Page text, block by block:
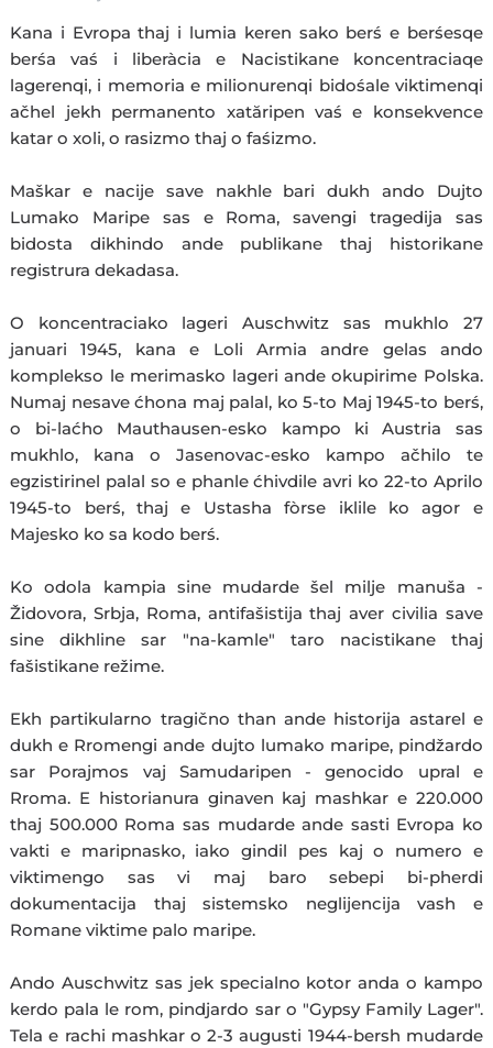
Kana i Evropa thaj i lumia keren sako berś e berśesqe
berśa vaś i liberàcia e Nacistikane koncentraciaqe
lagerenqi, i memoria e milionurenqi bidośale viktimenqi
ačhel jekh permanento xatăripen vaś e konsekvence
katar o xoli, o rasizmo thaj o faśizmo.
Maškar e nacije save nakhle bari dukh ando Dujto
Lumako Maripe sas e Roma, savengi tragedija sas
bidosta dikhindo ande publikane thaj historikane
registrura dekadasa.
O koncentraciako lageri Auschwitz sas mukhlo 27
januari 1945, kana e Loli Armia andre gelas ando
komplekso le merimasko lageri ande okupirime Polska.
Numaj nesave ćhona maj palal, ko 5-to Maj 1945-to berś,
o bi-laćho Mauthausen-esko kampo ki Austria sas
mukhlo, kana o Jasenovac-esko kampo ačhilo te
egzistirinel palal so e phanle ćhivdile avri ko 22-to Aprilo
1945-to berś, thaj e Ustasha fòrse iklile ko agor e
Majesko ko sa kodo berś.
Ko odola kampia sine mudarde šel milje manuša -
Židovora, Srbja, Roma, antifašistija thaj aver civilia save
sine dikhline sar "na-kamle" taro nacistikane thaj
fašistikane režime.
Ekh partikularno tragično than ande historija astarel e
dukh e Rromengi ande dujto lumako maripe, pindžardo
sar Porajmos vaj Samudaripen - genocido upral e
Rroma. E historianura ginaven kaj mashkar e 220.000
thaj 500.000 Roma sas mudarde ande sasti Evropa ko
vakti e maripnasko, iako gindil pes kaj o numero e
viktimengo sas vi maj baro sebepi bi-pherdi
dokumentacija thaj sistemsko neglijencija vash e
Romane viktime palo maripe.
Ando Auschwitz sas jek specialno kotor anda o kampo
kerdo pala le rom, pindjardo sar o "Gypsy Family Lager".
Tela e rachi mashkar o 2-3 augusti 1944-bersh mudarde